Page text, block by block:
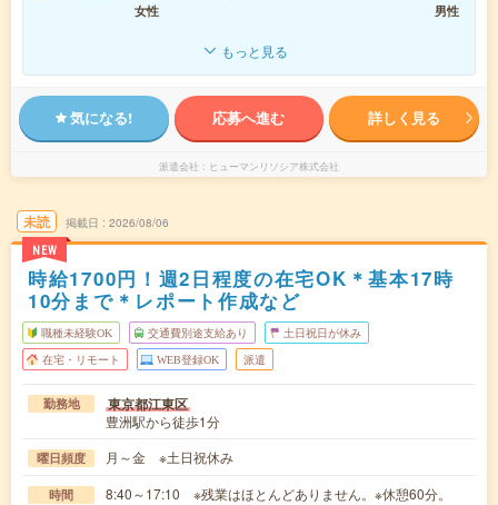
女性
男性
もっと見る
気になる! 応募へ進む 詳しく見る
派遣会社 ヒューマンリソシア株式会社
未読
NEW
掲載日 2026/08/06
時給1700円！週2日程度の在宅OK＊基本17時
10分まで＊レポート作成など
職種未経験OK 交通費別途支給あり 土日祝日が休み
在宅・リモート WEB登録OK 派遣
勤務地 東京都江東区
豊洲駅から徒歩1分
曜日頻度 月～金 ※土日祝休み
時間 8:40～17:10 ※残業はほとんどありません。※休憩60分。